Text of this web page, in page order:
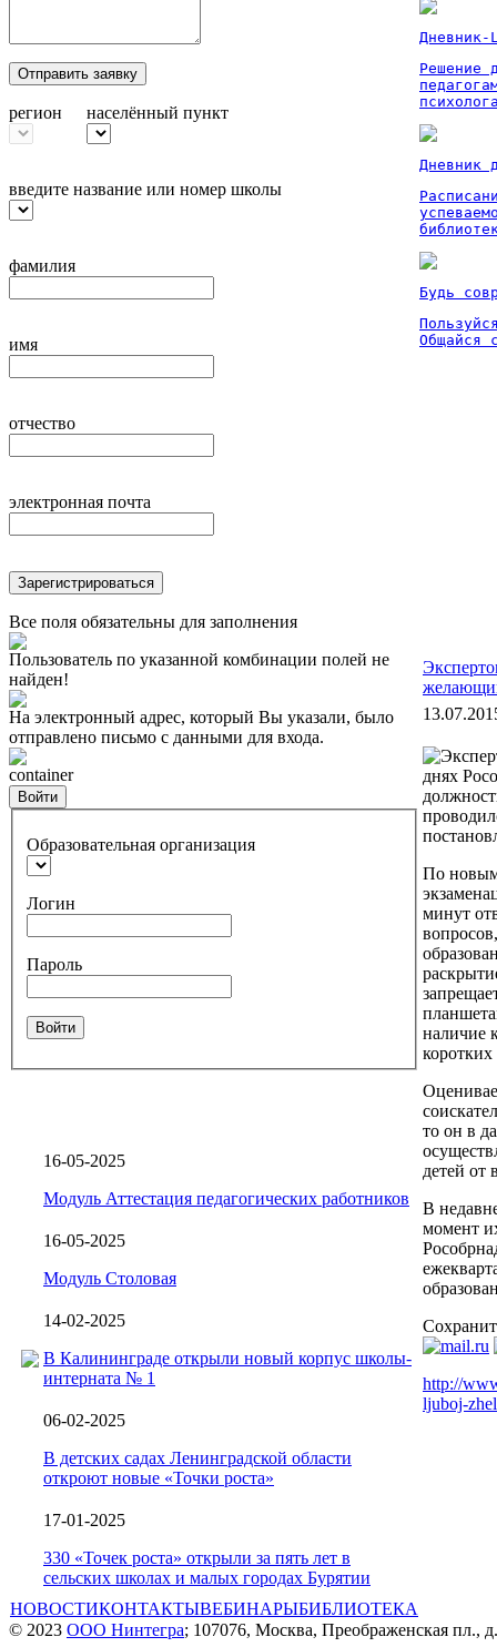
Отправить заявку
регион населённый пункт
введите название или номер школы
фамилия
имя
отчество
электронная почта
Зарегистрироваться
Все поля обязательны для заполнения
Пользователь по указанной комбинации полей не
найден!
На электронный адрес, который Вы указали, было
отправлено письмо с данными для входа.
container
Войти
Образовательная организация
Логин
Пароль
Войти
16-05-2025
Модуль Аттестация педагогических работников
16-05-2025
Модуль Столовая
14-02-2025
В Калининграде открыли новый корпус школы-
интерната № 1
06-02-2025
В детских садах Ленинградской области
откроют новые «Точки роста»
17-01-2025
330 «Точек роста» открыли за пять лет в
сельских школах и малых городах Бурятии
Дневник-
Решение
Дневник
Будь
Общайся
днях
По
минут
наличие
то он в
детей от
В
момент
http://
ljuboj-
НОВОСТИКОНТАКТЫВЕБИНАРЫБИБЛИОТЕКА
© 2023 ООО Нинтегра; 107076, Москва, Преображенская пл.,